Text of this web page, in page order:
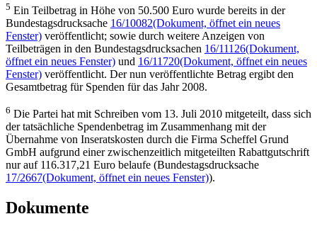
5 Ein Teilbetrag in Höhe von 50.500 Euro wurde bereits in der
Bundestagsdrucksache 16/10082(Dokument, öffnet ein neues
Fenster) veröffentlicht; sowie durch weitere Anzeigen von
Teilbeträgen in den Bundestagsdrucksachen 16/11126(Dokument,
öffnet ein neues Fenster) und 16/11720(Dokument, öffnet ein neues
Fenster) veröffentlicht. Der nun veröffentlichte Betrag ergibt den
Gesamtbetrag für Spenden für das Jahr 2008.
6 Die Partei hat mit Schreiben vom 13. Juli 2010 mitgeteilt, dass sich
der tatsächliche Spendenbetrag im Zusammenhang mit der
Übernahme von Inseratskosten durch die Firma Scheffel Grund
GmbH aufgrund einer zwischenzeitlich mitgeteilten Rabattgutschrift
nur auf 116.317,21 Euro belaufe (Bundestagsdrucksache
17/2667(Dokument, öffnet ein neues Fenster)).
Dokumente